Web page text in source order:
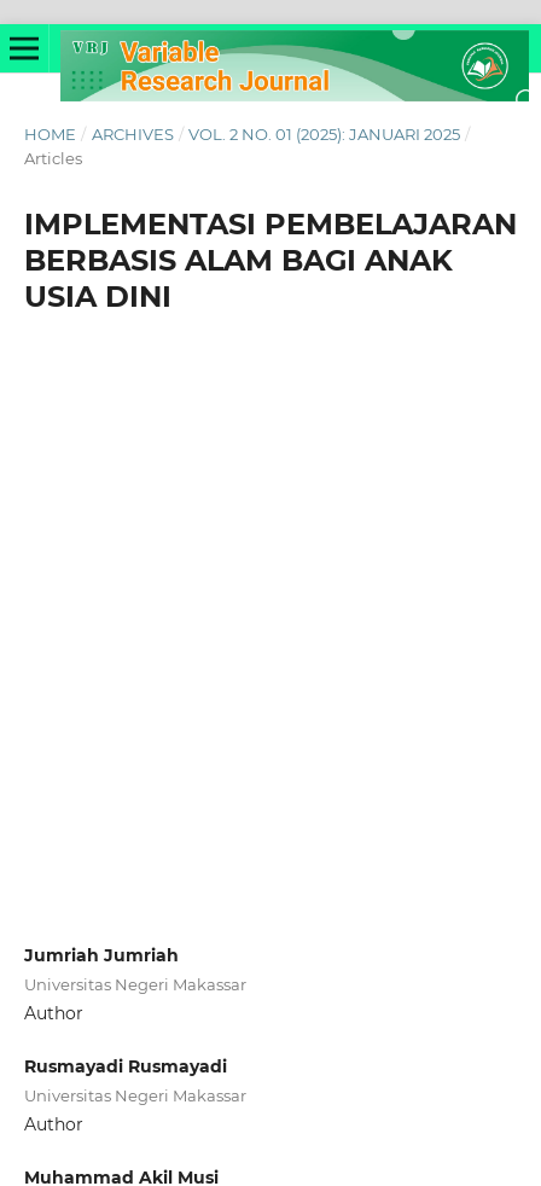
HOME / ARCHIVES / VOL. 2 NO. 01 (2025): JANUARI 2025 /
Articles
IMPLEMENTASI PEMBELAJARAN
BERBASIS ALAM BAGI ANAK
USIA DINI
Jumriah Jumriah
Universitas Negeri Makassar
Author
Rusmayadi Rusmayadi
Universitas Negeri Makassar
Author
Muhammad Akil Musi